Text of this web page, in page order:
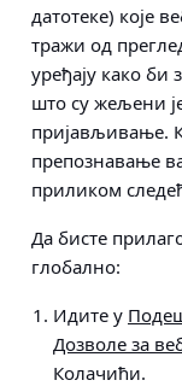
датотеке) које
тражи од
уређају како
што су жељени
пријављивање.
препознавање
приликом
Да бисте
глобално:
Идите у
Дозволе за
Колачићи.